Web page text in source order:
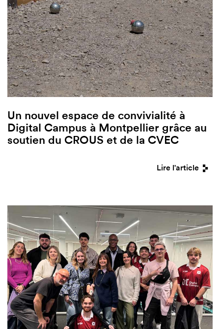
Un nouvel espace de convivialité à
Digital Campus à Montpellier grâce au
soutien du CROUS et de la CVEC
Lire l'article